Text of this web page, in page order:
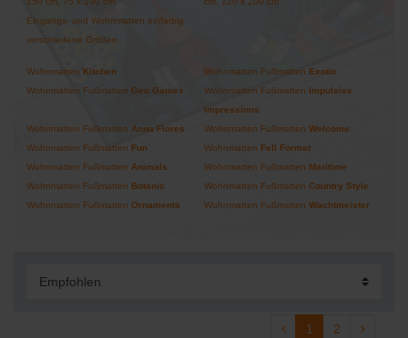
Eingangs- und Wohnmatten einfarbig
verschiedene Größen
Wohnmatten Kitchen Wohnmatten Fußmatten Exotic
Wohnmatten Fußmatten Geo Games Wohnmatten Fußmatten Impulsive
Impressions
Wohnmatten Fußmatten Anna Flores Wohnmatten Fußmatten Welcome
Wohnmatten Fußmatten Fun Wohnmatten Fell Format
Wohnmatten Fußmatten Animals Wohnmatten Fußmatten Maritime
Wohnmatten Fußmatten Botanic Wohnmatten Fußmatten Country Style
Wohnmatten Fußmatten Ornaments Wohnmatten Fußmatten Wachtmeister
1 2